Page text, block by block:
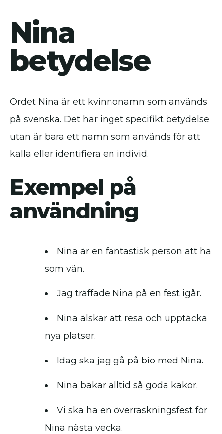
Nina
betydelse
Ordet Nina är ett kvinnonamn som används
på svenska. Det har inget specifikt betydelse
utan är bara ett namn som används för att
kalla eller identifiera en individ.
Exempel på
användning
Nina är en fantastisk person att ha
som vän.
Jag träffade Nina på en fest igår.
Nina älskar att resa och upptäcka
nya platser.
Idag ska jag gå på bio med Nina.
Nina bakar alltid så goda kakor.
Vi ska ha en överraskningsfest för
Nina nästa vecka.